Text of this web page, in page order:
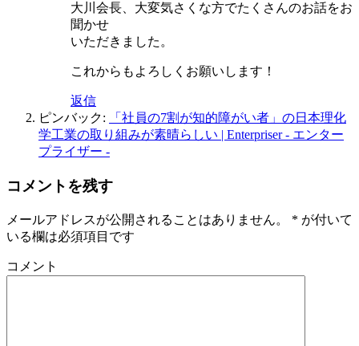
大川会長、大変気さくな方でたくさんのお話をお
聞かせ
いただきました。
これからもよろしくお願いします！
返信
ピンバック:
「社員の7割が知的障がい者」の日本理化
学工業の取り組みが素晴らしい | Enterpriser - エンター
プライザー -
コメントを残す
メールアドレスが公開されることはありません。 * が付いて
いる欄は必須項目です
コメント